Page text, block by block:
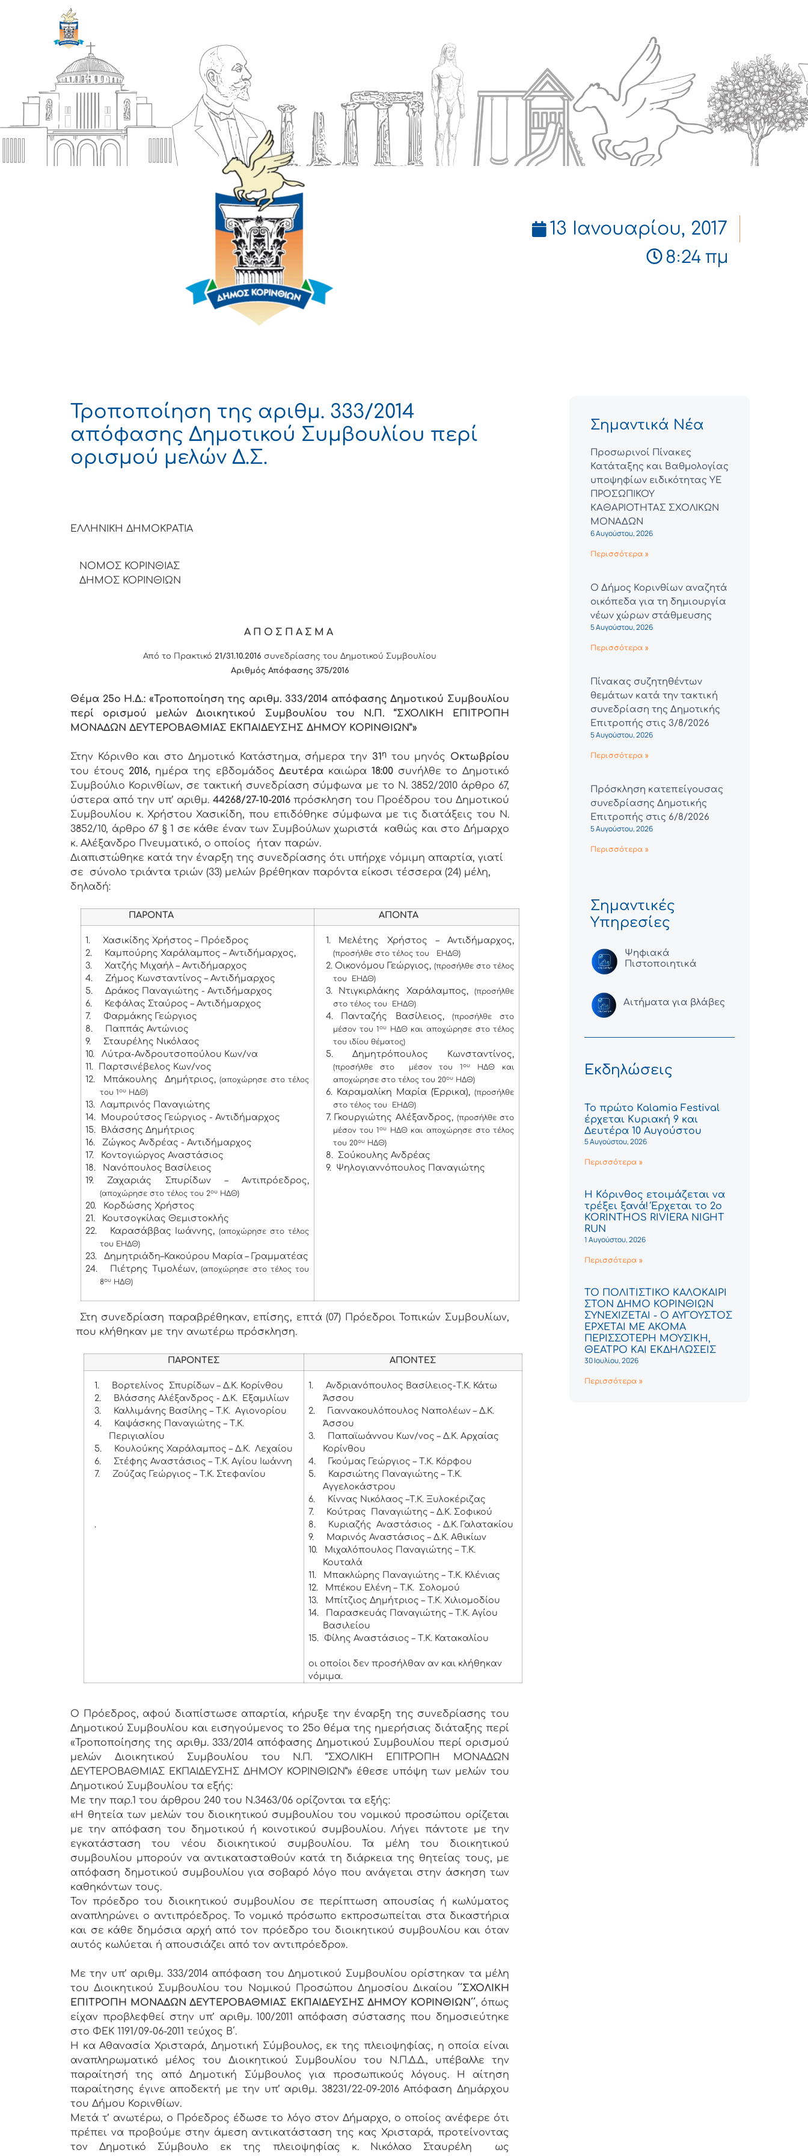
13 Ιανουαρίου, 2017
8:24 πμ
Τροποποίηση της αριθμ. 333/2014
απόφασης Δημοτικού Συμβουλίου περί
ορισμού μελών Δ.Σ.
ΕΛΛΗΝΙΚΗ ΔΗΜΟΚΡΑΤΙΑ
ΝΟΜΟΣ ΚΟΡΙΝΘΙΑΣ
ΔΗΜΟΣ ΚΟΡΙΝΘΙΩΝ
ΑΠΟΣΠΑΣΜΑ
Από το Πρακτικό 21/31.10.2016 συνεδρίασης του Δημοτικού Συμβουλίου
Αριθμός Απόφασης 375/2016
Θέμα 25ο Η.Δ.: «Τροποποίηση της αριθμ. 333/2014 απόφασης Δημοτικού Συμβουλίου
περί ορισμού μελών Διοικητικού Συμβουλίου του Ν.Π. “ΣΧΟΛΙΚΗ ΕΠΙΤΡΟΠΗ
ΜΟΝΑΔΩΝ ΔΕΥΤΕΡΟΒΑΘΜΙΑΣ ΕΚΠΑΙΔΕΥΣΗΣ ΔΗΜΟΥ ΚΟΡΙΝΘΙΩΝ”»
Στην Κόρινθο και στο Δημοτικό Κατάστημα, σήμερα την 31η του μηνός Οκτωβρίου
του έτους 2016, ημέρα της εβδομάδοςΔευτέρα καιώρα 18:00συνήλθε το Δημοτικό
Συμβούλιο Κορινθίων, σε τακτική συνεδρίαση σύμφωνα με το Ν. 3852/2010 άρθρο 67,
ύστερα από την υπ’ αριθμ. 44268/27-10-2016πρόσκληση του Προέδρου του Δημοτικού
Συμβουλίου κ. Χρήστου Χασικίδη, που επιδόθηκε σύμφωνα με τις διατάξεις του Ν.
3852/10, άρθρο 67 § 1 σε κάθε έναν των Συμβούλων χωριστά καθώς και στο Δήμαρχο
κ. Αλέξανδρο Πνευματικό, ο οποίος ήταν παρών.
Διαπιστώθηκε κατά την έναρξη της συνεδρίασης ότι υπήρχε νόμιμη απαρτία, γιατί
σε σύνολο τριάντα τριών (33) μελών βρέθηκαν παρόντα είκοσι τέσσερα (24) μέλη,
δηλαδή:
ΠΑΡΟΝΤΑ ΑΠΟΝΤΑ
1.
Χασικίδης Χρήστος – Πρόεδρος
2.
Καμπούρης Χαράλαμπος – Αντιδήμαρχος,
3.
Χατζής Μιχαήλ – Αντιδήμαρχος
4.
Ζήμος Κωνσταντίνος – Αντιδήμαρχος
5.
Δράκος Παναγιώτης - Αντιδήμαρχος
6.
Κεφάλας Σταύρος – Αντιδήμαρχος
7.
Φαρμάκης Γεώργιος
8.
Παππάς Αντώνιος
9.
Σταυρέλης Νικόλαος
10.
Λύτρα-Ανδρουτσοπούλου Κων/να
11.
Παρτσινέβελος Κων/νος
12.
Μπάκουλης Δημήτριος, (αποχώρησε στο τέλος
του 1 ουΗΔΘ)
13.
Λαμπρινός Παναγιώτης
14.
Μουρούτσος Γεώργιος - Αντιδήμαρχος
15.
Βλάσσης Δημήτριος
16.
Ζώγκος Ανδρέας - Αντιδήμαρχος
17.
Κοντογιώργος Αναστάσιος
18.
Νανόπουλος Βασίλειος
19.
Ζαχαριάς Σπυρίδων – Αντιπρόεδρος,
(αποχώρησε στο τέλος του 2ουΗΔΘ)
20.
Κορδώσης Χρήστος
21.
Κουτσογκίλας Θεμιστοκλής
22.
Καρασάββας Ιωάννης, (αποχώρησε στο τέλος
του ΕΗΔΘ)
23.
Δημητριάδη–Κακούρου Μαρία – Γραμματέας
24.
Πιέτρης Τιμολέων,(αποχώρησε στο τέλος του
8ουΗΔΘ)
1. Μελέτης Χρήστος – Αντιδήμαρχος,
(προσήλθε στο τέλος του ΕΗΔΘ)
2. Οικονόμου Γεώργιος, (προσήλθε στο τέλος
του ΕΗΔΘ)
3. Ντιγκιρλάκης Χαράλαμπος,(προσήλθε
στο τέλος του ΕΗΔΘ)
4. Πανταζής Βασίλειος, (προσήλθε στο
μέσον του 1ου
ΗΔΘ και αποχώρησε στο τέλος
του ιδίου θέματος)
5. Δημητρόπουλος Κωνσταντίνος,
(προσήλθε στο μέσον του 1ου
ΗΔΘ και
αποχώρησε στο τέλος του 20ουΗΔΘ)
6. Καραμαλίκη Μαρία (Έρρικα),(προσήλθε
στο τέλος του ΕΗΔΘ)
7. Γκουργιώτης Αλέξανδρος, (προσήλθε στο
μέσον του 1ου
ΗΔΘ και αποχώρησε στο τέλος
του 20ουΗΔΘ)
8. Σούκουλης Ανδρέας
9. Ψηλογιαννόπουλος Παναγιώτης
Στη συνεδρίαση παραβρέθηκαν, επίσης, επτά (07) Πρόεδροι Τοπικών Συμβουλίων,
που κλήθηκαν με την ανωτέρω πρόσκληση.
ΠΑΡΟΝΤΕΣ ΑΠΟΝΤΕΣ
1.
Βορτελίνος Σπυρίδων – Δ.Κ. Κορίνθου
2.
Βλάσσης Αλέξανδρος - Δ.Κ. Εξαμιλίων
3.
Καλλιμάνης Βασίλης – Τ.Κ. Αγιονορίου
4.
Καψάσκης Παναγιώτης – Τ.Κ.
Περιγιαλίου
5.
Κουλούκης Χαράλαμπος – Δ.Κ. Λεχαίου
6.
Στέφης Αναστάσιος – Τ.Κ. Αγίου Ιωάννη
7.
Ζούζας Γεώργιος – Τ.Κ. Στεφανίου
.
1.
Ανδριανόπουλος Βασίλειος-Τ.Κ. Κάτω
Άσσου
2.
Γιαννακουλόπουλος Ναπολέων – Δ.Κ.
Άσσου
3.
Παπαϊωάννου Κων/νος – Δ.Κ. Αρχαίας
Κορίνθου
4.
Γκούμας Γεώργιος – Τ.Κ. Κόρφου
5.
Καρσιώτης Παναγιώτης – Τ.Κ.
Αγγελοκάστρου
6.
Κίννας Νικόλαος –Τ.Κ. Ξυλοκέριζας
7.
Κούτρας Παναγιώτης – Δ.Κ. Σοφικού
8.
Κυριαζής Αναστάσιος - Δ.Κ. Γαλατακίου
9.
Μαρινός Αναστάσιος – Δ.Κ. Αθικίων
10.
Μιχαλόπουλος Παναγιώτης – Τ.Κ.
Κουταλά
11.
Μπακλώρης Παναγιώτης – Τ.Κ. Κλένιας
12.
Μπέκου Ελένη – Τ.Κ. Σολομού
13.
Μπίτζιος Δημήτριος – Τ.Κ. Χιλιομοδίου
14.
Παρασκευάς Παναγιώτης – Τ.Κ. Αγίου
Βασιλείου
15.
Φίλης Αναστάσιος – Τ.Κ. Κατακαλίου
οι οποίοι δεν προσήλθαν αν και κλήθηκαν
νόμιμα.
Ο Πρόεδρος, αφού διαπίστωσε απαρτία, κήρυξε την έναρξη της συνεδρίασης του
Δημοτικού Συμβουλίου και εισηγούμενος το 25ο θέμα της ημερήσιας διάταξης περί
«Τροποποίησης της αριθμ. 333/2014 απόφασης Δημοτικού Συμβουλίου περί ορισμού
μελών Διοικητικού Συμβουλίου του Ν.Π. “ΣΧΟΛΙΚΗ ΕΠΙΤΡΟΠΗ ΜΟΝΑΔΩΝ
ΔΕΥΤΕΡΟΒΑΘΜΙΑΣ ΕΚΠΑΙΔΕΥΣΗΣ ΔΗΜΟΥ ΚΟΡΙΝΘΙΩΝ”» έθεσε υπόψη των μελών του
Δημοτικού Συμβουλίου τα εξής:
Με την παρ.1 του άρθρου 240 του Ν.3463/06 ορίζονται τα εξής:
«Η θητεία των μελών του διοικητικού συμβουλίου του νομικού προσώπου ορίζεται
με την απόφαση του δημοτικού ή κοινοτικού συμβουλίου. Λήγει πάντοτε με την
εγκατάσταση του νέου διοικητικού συμβουλίου. Τα μέλη του διοικητικού
συμβουλίου μπορούν να αντικατασταθούν κατά τη διάρκεια της θητείας τους, με
απόφαση δημοτικού συμβουλίου για σοβαρό λόγο που ανάγεται στην άσκηση των
καθηκόντων τους.
Τον πρόεδρο του διοικητικού συμβουλίου σε περίπτωση απουσίας ή κωλύματος
αναπληρώνει ο αντιπρόεδρος. Το νομικό πρόσωπο εκπροσωπείται στα δικαστήρια
και σε κάθε δημόσια αρχή από τον πρόεδρο του διοικητικού συμβουλίου και όταν
αυτός κωλύεται ή απουσιάζει από τον αντιπρόεδρο».
Με την υπ’ αριθμ. 333/2014 απόφαση του Δημοτικού Συμβουλίου ορίστηκαν τα μέλη
του Διοικητικού Συμβουλίου του Νομικού Προσώπου Δημοσίου Δικαίου ΄΄ΣΧΟΛΙΚΗ
ΕΠΙΤΡΟΠΗ ΜΟΝΑΔΩΝ ΔΕΥΤΕΡΟΒΑΘΜΙΑΣ ΕΚΠΑΙΔΕΥΣΗΣ ΔΗΜΟΥ ΚΟΡΙΝΘΙΩΝ΄΄, όπως
είχαν προβλεφθεί στην υπ’ αριθμ. 100/2011 απόφαση σύστασης που δημοσιεύτηκε
στο ΦΕΚ 1191/09-06-2011 τεύχος Β΄.
Η κα Αθανασία Χρισταρά, Δημοτική Σύμβουλος, εκ της πλειοψηφίας, η οποία είναι
αναπληρωματικό μέλος του Διοικητικού Συμβουλίου του Ν.Π.Δ.Δ., υπέβαλλε την
παραίτησή της από Δημοτική Σύμβουλος για προσωπικούς λόγους. Η αίτηση
παραίτησης έγινε αποδεκτή με την υπ’ αριθμ. 38231/22-09-2016 Απόφαση Δημάρχου
του Δήμου Κορινθίων.
Μετά τ’ ανωτέρω, ο Πρόεδρος έδωσε το λόγο στον Δήμαρχο, ο οποίος ανέφερε ότι
πρέπει να προβούμε στην άμεση αντικατάσταση της κας Χρισταρά, προτείνοντας
τον Δημοτικό Σύμβουλο εκ της πλειοψηφίας κ. Νικόλαο Σταυρέλη ως
Σημαντικά Νέα
Προσωρινοί Πίνακες
Κατάταξης και Βαθμολογίας
υποψηφίων ειδικότητας ΥΕ
ΠΡΟΣΩΠΙΚΟΥ
ΚΑΘΑΡΙΟΤΗΤΑΣ ΣΧΟΛΙΚΩΝ
ΜΟΝΑΔΩΝ
6 Αυγούστου, 2026
Περισσότερα »
Ο Δήμος Κορινθίων αναζητά
οικόπεδα για τη δημιουργία
νέων χώρων στάθμευσης
5 Αυγούστου, 2026
Περισσότερα »
Πίνακας συζητηθέντων
θεμάτων κατά την τακτική
συνεδρίαση της Δημοτικής
Επιτροπής στις 3/8/2026
5 Αυγούστου, 2026
Περισσότερα »
Πρόσκληση κατεπείγουσας
συνεδρίασης Δημοτικής
Επιτροπής στις 6/8/2026
5 Αυγούστου, 2026
Περισσότερα »
Σημαντικές
Υπηρεσίες
Ψηφιακά
Πιστοποιητικά
Αιτήματα για βλάβες
Εκδηλώσεις
Το πρώτο Kalamia Festival
έρχεται Κυριακή 9 και
Δευτέρα 10 Αυγούστου
5 Αυγούστου, 2026
Περισσότερα »
Η Κόρινθος ετοιμάζεται να
τρέξει ξανά! Έρχεται το 2ο
KORINTHOS RIVIERA NIGHT
RUN
1 Αυγούστου, 2026
Περισσότερα »
ΤΟ ΠΟΛΙΤΙΣΤΙΚΟ ΚΑΛΟΚΑΙΡΙ
ΣΤΟΝ ΔΗΜΟ ΚΟΡΙΝΘΙΩΝ
ΣΥΝΕΧΙΖΕΤΑΙ - Ο ΑΥΓΟΥΣΤΟΣ
ΕΡΧΕΤΑΙ ΜΕ ΑΚΟΜΑ
ΠΕΡΙΣΣΟΤΕΡΗ ΜΟΥΣΙΚΗ,
ΘΕΑΤΡΟ ΚΑΙ ΕΚΔΗΛΩΣΕΙΣ
30 Ιουλίου, 2026
Περισσότερα »